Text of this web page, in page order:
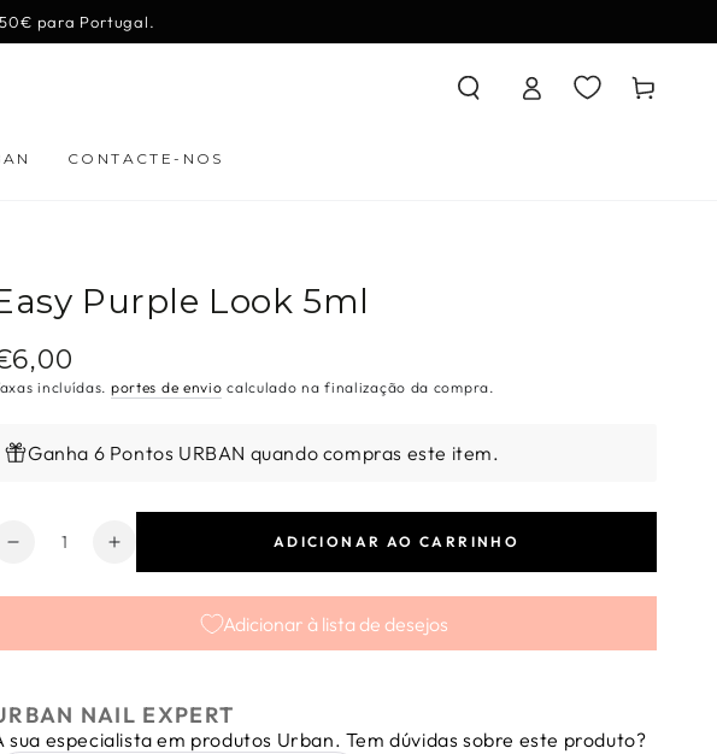
para Portugal.
CONTACTE-NOS
sessão
Carrinho
Purple Look 5ml
incluídas. portes de envio calculado na finalização da compra.
Ganha 6 Pontos URBAN quando compras este item.
Quantidade
Diminuir
quantidade
Easy
Look
5ml
Aumentar
quantidade
Easy
Look
5ml
ADICIONAR AO CARRINHO
Adicionar à lista de desejos
NAIL EXPERT
sua especialista em produtos Urban. Tem dúvidas sobre este produto?